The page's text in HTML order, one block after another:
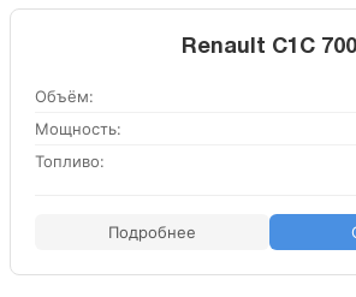
Renault C1C 700
Объём:
Мощность:
Топливо:
Подробнее